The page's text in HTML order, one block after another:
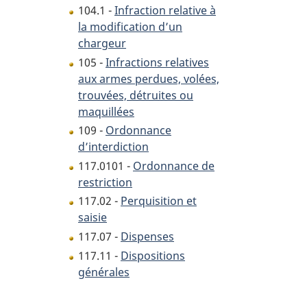
104.1 -Infraction relative à
la modification d’un
chargeur
105 -Infractions relatives
aux armes perdues, volées,
trouvées, détruites ou
maquillées
109 - Ordonnance
d’interdiction
117.0101 - Ordonnance de
restriction
117.02 - Perquisition et
saisie
117.07 - Dispenses
117.11 - Dispositions
générales